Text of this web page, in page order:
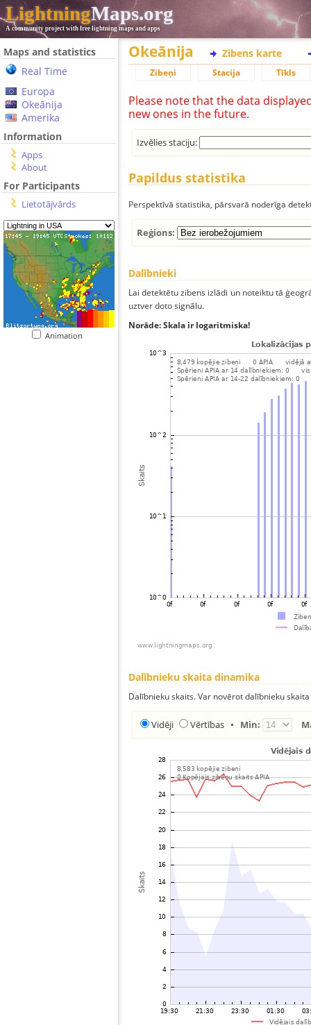
LightningMaps.org
A community project with free lightning maps and apps
Maps and statistics
Real Time
Europa
Okeānija
Amerika
Information
Apps
About
For Participants
Lietotājvārds
Animation
Okeānija Zibens karte
Zibeņi Stacija Tīkls
Please note that the data
new ones in the future.
Izvēlies staciju:
Papildus statistika
Perspektīvā statistika, pārsvarā noderīga
Reģions:
Dalībnieki
Lai detektētu zibens izlādi un noteiktu tā
uztver doto signālu.
Norāde: Skala ir logaritmiska!
Dalībnieku skaita dinamika
Dalībnieku skaits. Var novērot dalībnieku
Vidēji Vērtības • Min: